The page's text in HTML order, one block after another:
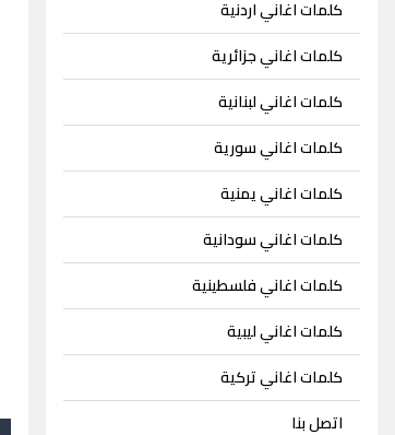
كلمات اغاني اردنية
كلمات اغاني جزائرية
كلمات اغاني لبنانية
كلمات اغاني سورية
كلمات اغاني يمنية
كلمات اغاني سودانية
كلمات اغاني فلسطينية
كلمات اغاني ليبية
كلمات اغاني تركية
اتصل بنا